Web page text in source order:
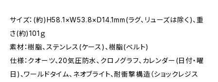
サイズ：(約)H58.1×W53.8×D14.1mm(ラグ、リューズは除く)、重
さ(約)101ｇ
素材：樹脂、ステンレス(ケース)、樹脂(ベルト)
仕様：クオーツ、20気圧防水、クロノグラフ、カレンダー(日付・曜
日)、ワールドタイム、ネオブライト、耐衝撃構造（ショックレジス